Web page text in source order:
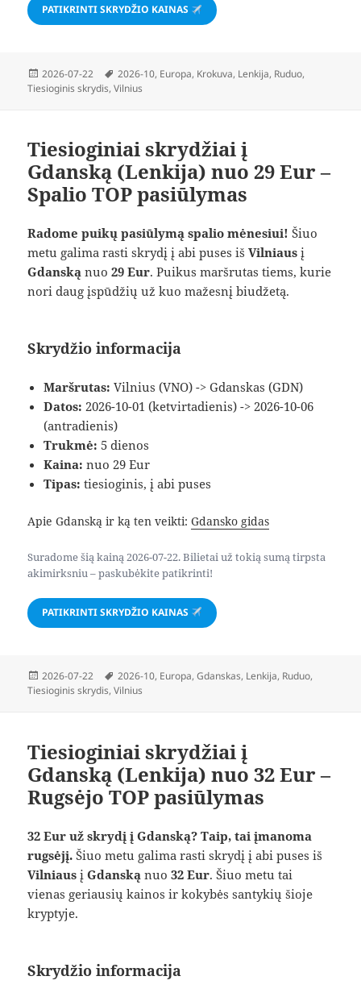
PATIKRINTI SKRYDŽIO KAINAS
Paskelbta
2026-07-22 Žymos
2026-10, Europa, Krokuva, Lenkija, Ruduo,
Tiesioginis skrydis,Vilnius
Tiesioginiai skrydžiai į
Gdanską (Lenkija) nuo 29 Eur –
Spalio TOP pasiūlymas
Radome puikų pasiūlymą spalio mėnesiui! Šiuo
metu galima rasti skrydį į abi puses išVilniaus į
Gdanską nuo29 Eur. Puikus maršrutas tiems, kurie
nori daug įspūdžių už kuo mažesnį biudžetą.
Skrydžio informacija
Maršrutas: Vilnius (VNO) -> Gdanskas (GDN)
Datos: 2026-10-01 (ketvirtadienis) -> 2026-10-06
(antradienis)
Trukmė: 5 dienos
Kaina: nuo 29 Eur
Tipas: tiesioginis, į abi puses
Apie Gdanską ir ką ten veikti:Gdansko gidas
Suradome šią kainą 2026-07-22. Bilietai už tokią sumą tirpsta
akimirksniu – paskubėkite patikrinti!
PATIKRINTI SKRYDŽIO KAINAS
Paskelbta
2026-07-22 Žymos
2026-10, Europa,Gdanskas, Lenkija, Ruduo,
Tiesioginis skrydis,Vilnius
Tiesioginiai skrydžiai į
Gdanską (Lenkija) nuo 32 Eur –
Rugsėjo TOP pasiūlymas
32 Eur už skrydį į Gdanską? Taip, tai įmanoma
rugsėjį. Šiuo metu galima rasti skrydį į abi puses iš
Vilniaus įGdanską nuo32 Eur. Šiuo metu tai
vienas geriausių kainos ir kokybės santykių šioje
kryptyje.
Skrydžio informacija